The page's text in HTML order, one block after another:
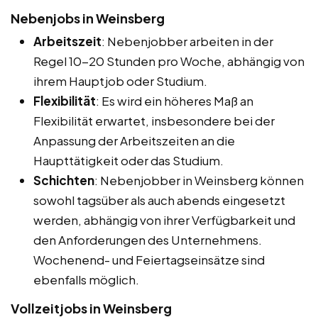
Nebenjobs in Weinsberg
Arbeitszeit: Nebenjobber arbeiten in der
Regel 10-20 Stunden pro Woche, abhängig von
ihrem Hauptjob oder Studium.
Flexibilität: Es wird ein höheres Maß an
Flexibilität erwartet, insbesondere bei der
Anpassung der Arbeitszeiten an die
Haupttätigkeit oder das Studium.
Schichten: Nebenjobber in Weinsberg können
sowohl tagsüber als auch abends eingesetzt
werden, abhängig von ihrer Verfügbarkeit und
den Anforderungen des Unternehmens.
Wochenend- und Feiertagseinsätze sind
ebenfalls möglich.
Vollzeitjobs in Weinsberg